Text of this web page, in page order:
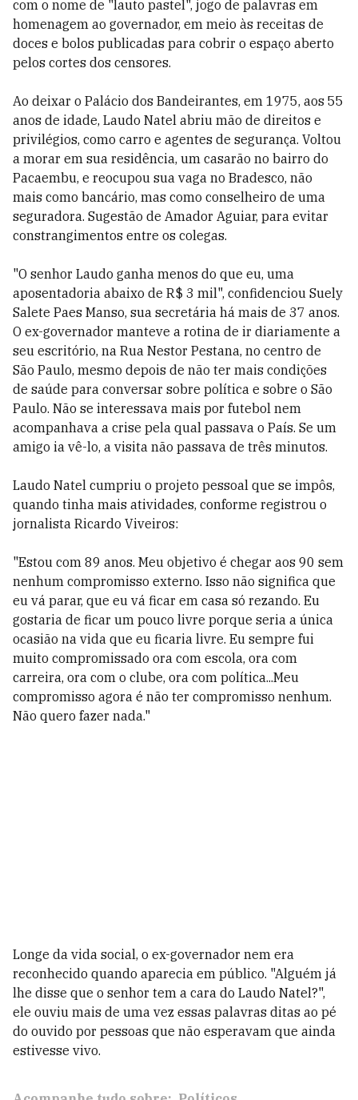
com o nome de "lauto pastel", jogo de palavras em
homenagem ao governador, em meio às receitas de
doces e bolos publicadas para cobrir o espaço aberto
pelos cortes dos censores.
Ao deixar o Palácio dos Bandeirantes, em 1975, aos 55
anos de idade, Laudo Natel abriu mão de direitos e
privilégios, como carro e agentes de segurança. Voltou
a morar em sua residência, um casarão no bairro do
Pacaembu, e reocupou sua vaga no Bradesco, não
mais como bancário, mas como conselheiro de uma
seguradora. Sugestão de Amador Aguiar, para evitar
constrangimentos entre os colegas.
"O senhor Laudo ganha menos do que eu, uma
aposentadoria abaixo de R$ 3 mil", confidenciou Suely
Salete Paes Manso, sua secretária há mais de 37 anos.
O ex-governador manteve a rotina de ir diariamente a
seu escritório, na Rua Nestor Pestana, no centro de
São Paulo, mesmo depois de não ter mais condições
de saúde para conversar sobre política e sobre o São
Paulo. Não se interessava mais por futebol nem
acompanhava a crise pela qual passava o País. Se um
amigo ia vê-lo, a visita não passava de três minutos.
Laudo Natel cumpriu o projeto pessoal que se impôs,
quando tinha mais atividades, conforme registrou o
jornalista Ricardo Viveiros:
"Estou com 89 anos. Meu objetivo é chegar aos 90 sem
nenhum compromisso externo. Isso não significa que
eu vá parar, que eu vá ficar em casa só rezando. Eu
gostaria de ficar um pouco livre porque seria a única
ocasião na vida que eu ficaria livre. Eu sempre fui
muito compromissado ora com escola, ora com
carreira, ora com o clube, ora com política...Meu
compromisso agora é não ter compromisso nenhum.
Não quero fazer nada."
Longe da vida social, o ex-governador nem era
reconhecido quando aparecia em público. "Alguém já
lhe disse que o senhor tem a cara do Laudo Natel?",
ele ouviu mais de uma vez essas palavras ditas ao pé
do ouvido por pessoas que não esperavam que ainda
estivesse vivo.